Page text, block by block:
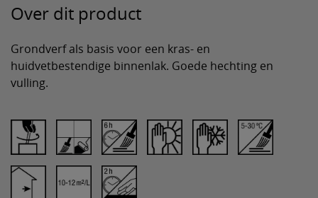
Over dit product
Grondverf als basis voor een kras- en
huidvetbestendige binnenlak. Goede hechting en
vulling.